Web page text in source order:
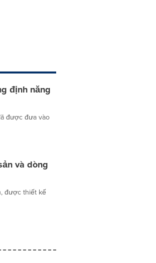
định năng
được đưa vào
và dòng
được thiết kế